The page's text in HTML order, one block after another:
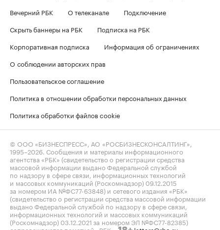
Вечерний РБК
О телеканале
Подключение
Скрыть баннеры на РБК
Подписка на РБК
Корпоративная подписка
Информация об ограничениях
О соблюдении авторских прав
Пользовательское соглашение
Политика в отношении обработки персональных данных
Политика обработки файлов cookie
© ООО «БИЗНЕСПРЕСС», АО «РОСБИЗНЕСКОНСАЛТИНГ»,
1995–2026 . Сообщения и материалы информационного
агентства «РБК» (свидетельство о регистрации средства
массовой информации выдано Федеральной службой
по надзору в сфере связи, информационных технологий
и массовых коммуникаций (Роскомнадзор) 09.12.2015
за номером ИА №ФС77-63848) и сетевого издания «РБК»
(свидетельство о регистрации средства массовой информации
выдано Федеральной службой по надзору в сфере связи,
информационных технологий и массовых коммуникаций
(Роскомнадзор) 03.12.2021 за номером ЭЛ №ФС77-82385)